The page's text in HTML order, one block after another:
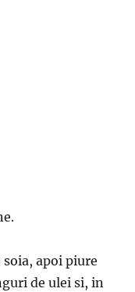
apoi piure
de ulei si, in